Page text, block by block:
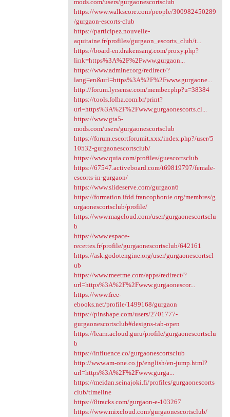
mods.com/users/gurgaonescortsclub
https://www.walkscore.com/people/300982450289
/gurgaon-escorts-club
https://participez.nouvelle-
aquitaine.fr/profiles/gurgaon_escorts_club/t...
https://board-en.drakensang.com/proxy.php?
link=https%3A%2F%2Fwww.gurgaon...
https://www.adminer.org/redirect/?
lang=en&url=https%3A%2F%2Fwww.gurgaone...
http://forum.lyrsense.com/member.php?u=38384
https://tools.folha.com.br/print?
url=https%3A%2F%2Fwww.gurgaonescorts.cl...
https://www.gta5-
mods.com/users/gurgaonescortsclub
https://forum.escortforumit.xxx/index.php?/user/5
10532-gurgaonescortsclub/
https://www.quia.com/profiles/guescortsclub
https://67547.activeboard.com/t69819797/female-
escorts-in-gurgaon/
https://www.slideserve.com/gurgaon6
https://formation.ifdd.francophonie.org/membres/g
urgaonescortsclub/profile/
https://www.magcloud.com/user/gurgaonescortsclu
b
https://www.espace-
recettes.fr/profile/gurgaonescortsclub/642161
https://ask.godotengine.org/user/gurgaonescortscl
ub
https://www.meetme.com/apps/redirect/?
url=https%3A%2F%2Fwww.gurgaonescor...
https://www.free-
ebooks.net/profile/1499168/gurgaon
https://pinshape.com/users/2701777-
gurgaonescortsclub#designs-tab-open
https://learn.acloud.guru/profile/gurgaonescortsclu
b
https://influence.co/gurgaonescortsclub
http://www.am-one.co.jp/english/en-jump.html?
url=https%3A%2F%2Fwww.gurga...
https://meidan.seinajoki.fi/profiles/gurgaonescorts
club/timeline
https://8tracks.com/gurgaon-e-103267
https://www.mixcloud.com/gurgaonescortsclub/